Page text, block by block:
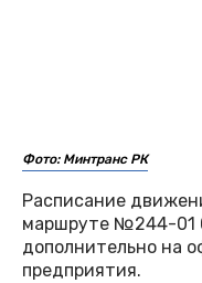
Фото: Минтранс РК
Расписание
маршруте №244-01
дополнительно на
предприятия.